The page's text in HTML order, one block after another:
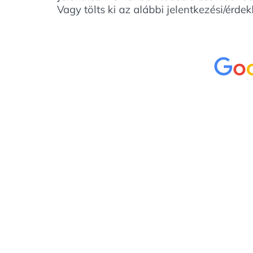
Vagy tölts ki az alábbi jelentkezési/